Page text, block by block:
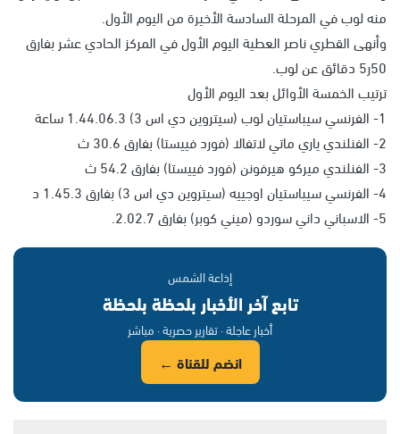
منه لوب في المرحلة السادسة الأخيرة من اليوم الأول.
وأنهى القطري ناصر العطية اليوم الأول في المركز الحادي عشر بفارق
50ر5 دقائق عن لوب.
ترتيب الخمسة الأوائل بعد اليوم الأول
1- الفرنسي سيباستيان لوب (سيتروين دي اس 3) 1.44.06.3 ساعة
2- الفنلندي ياري ماتي لاتفالا (فورد فييستا) بفارق 30.6 ث
3- الفنلندي ميركو هيرفونن (فورد فييستا) بفارق 54.2 ث
4- الفرنسي سيباستيان اوجييه (سيتروين دي اس 3) بفارق 1.45.3 د
5- الاسباني داني سوردو (ميني كوبر) بفارق 2.02.7.
إذاعة الشمس
تابع آخر الأخبار بلحظة بلحظة
أخبار عاجلة · تقارير حصرية · مباشر
انضم للقناة ←